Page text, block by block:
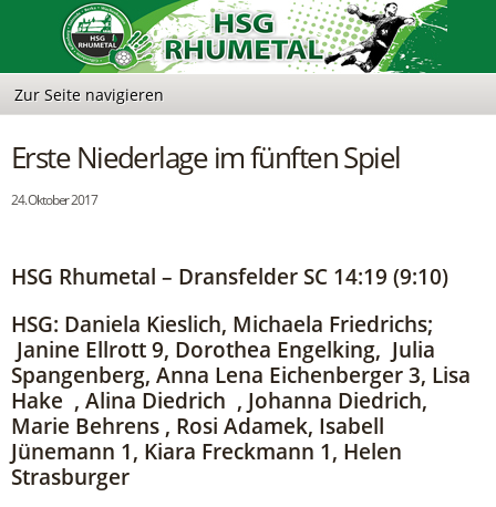
Erste Niederlage im fünften Spiel
24. Oktober 2017
HSG Rhumetal – Dransfelder SC 14:19 (9:10)
HSG: Daniela Kieslich, Michaela Friedrichs;
Janine Ellrott 9, Dorothea Engelking, Julia
Spangenberg, Anna Lena Eichenberger 3, Lisa
Hake , Alina Diedrich , Johanna Diedrich,
Marie Behrens , Rosi Adamek, Isabell
Jünemann 1, Kiara Freckmann 1, Helen
Strasburger